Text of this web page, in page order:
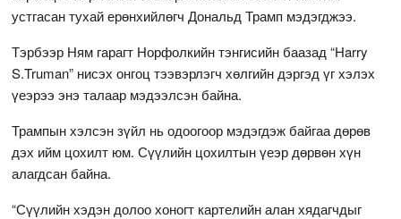
устгасан тухай ерөнхийлөгч Дональд Трамп мэдэгджээ.
Тэрбээр Ням гарагт Норфолкийн тэнгисийн баазад “Harry
S.Truman” нисэх онгоц тээвэрлэгч хөлгийн дэргэд үг хэлэх
үеэрээ энэ талаар мэдээлсэн байна.
Трампын хэлсэн зүйл нь одоогоор мэдэгдэж байгаа дөрөв
дэх ийм цохилт юм. Сүүлийн цохилтын үеэр дөрвөн хүн
алагдсан байна.
“Сүүлийн хэдэн долоо хоногт картелийн алан хядагчдыг